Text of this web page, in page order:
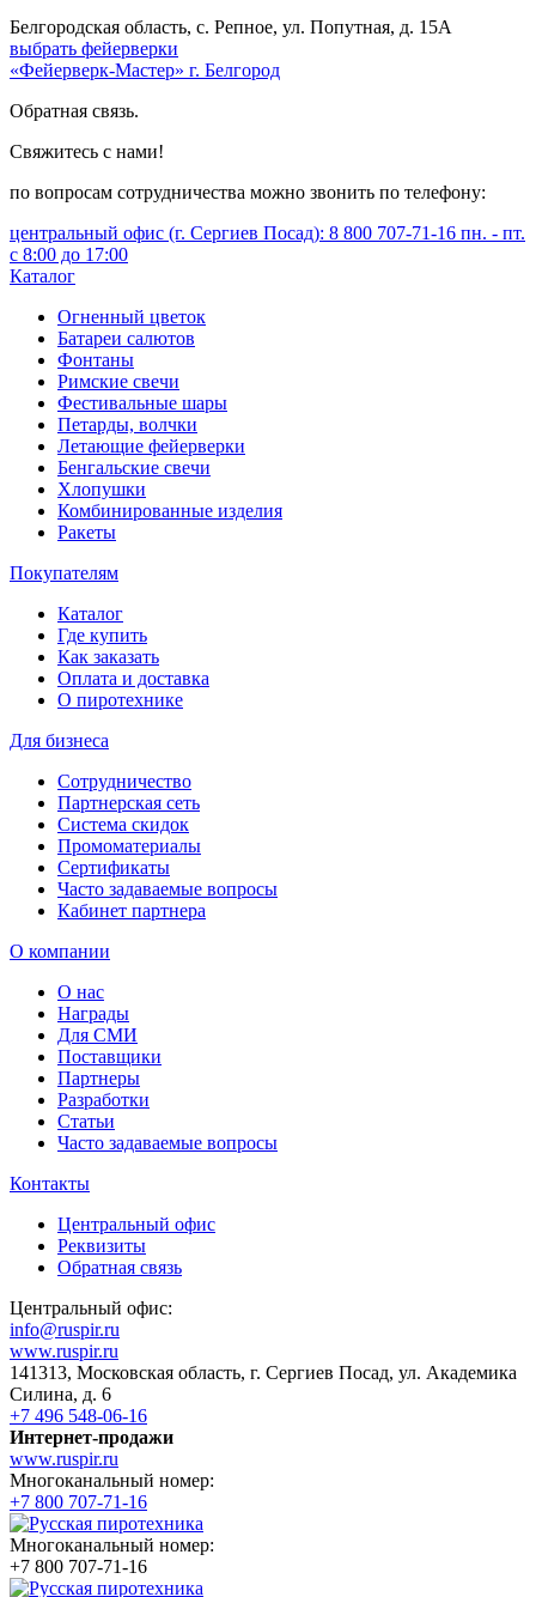
Белгородская область, с. Репное, ул. Попутная, д. 15А
выбрать фейерверки
«Фейерверк-Мастер» г. Белгород
Обратная связь.
Свяжитесь с нами!
по вопросам сотрудничества можно звонить по телефону:
центральный офис (г. Сергиев Посад): 8 800 707-71-16 пн. - пт.
с 8:00 до 17:00
Каталог
Огненный цветок
Батареи салютов
Фонтаны
Римские свечи
Фестивальные шары
Петарды, волчки
Летающие фейерверки
Бенгальские свечи
Хлопушки
Комбинированные изделия
Ракеты
Покупателям
Каталог
Где купить
Как заказать
Оплата и доставка
О пиротехнике
Для бизнеса
Сотрудничество
Партнерская сеть
Система скидок
Промоматериалы
Сертификаты
Часто задаваемые вопросы
Кабинет партнера
О компании
О нас
Награды
Для СМИ
Поставщики
Партнеры
Разработки
Статьи
Часто задаваемые вопросы
Контакты
Центральный офис
Реквизиты
Обратная связь
Центральный офис:
info@ruspir.ru
www.ruspir.ru
141313, Московская область, г. Сергиев Посад, ул. Академика
Силина, д. 6
+7 496 548-06-16
Интернет-продажи
www.ruspir.ru
Многоканальный номер:
+7 800 707-71-16
Многоканальный номер:
+7 800 707-71-16